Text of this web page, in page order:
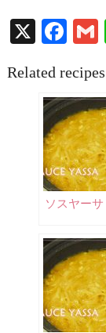
X
Related
ソスヤーサ